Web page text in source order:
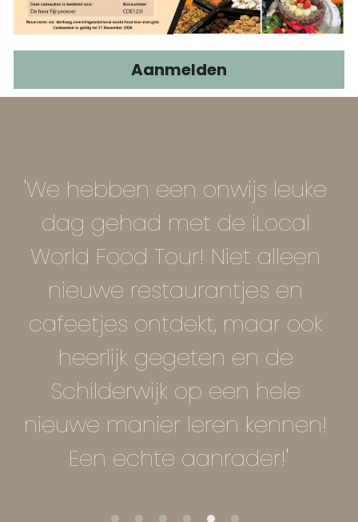
Aanmelden
'We hebben een onwijs leuke
dag gehad met de iLocal
World Food Tour! Niet alleen
nieuwe restaurantjes en
cafeetjes ontdekt, maar ook
heerlijk gegeten en de
Schilderwijk op een hele
nieuwe manier leren kennen!
Een echte aanrader!'